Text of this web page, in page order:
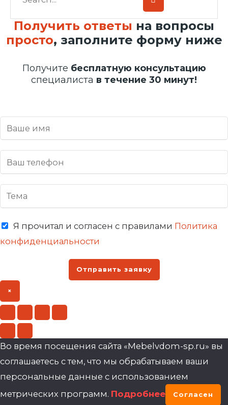
Получить ответы на вопросы
просто, заполните форму ниже
Получите бесплатную консультацию
специалиста в течение 30 минут!
Я прочитал и согласен с правилами Политика
конфиденциальности
Отправить заявку
×
Во время посещения сайта «Mebelvdom-sp.ru» вы
соглашаетесь с тем, что мы обрабатываем ваши
персональные данные с использованием
метрических программ. Подробнее Согласен